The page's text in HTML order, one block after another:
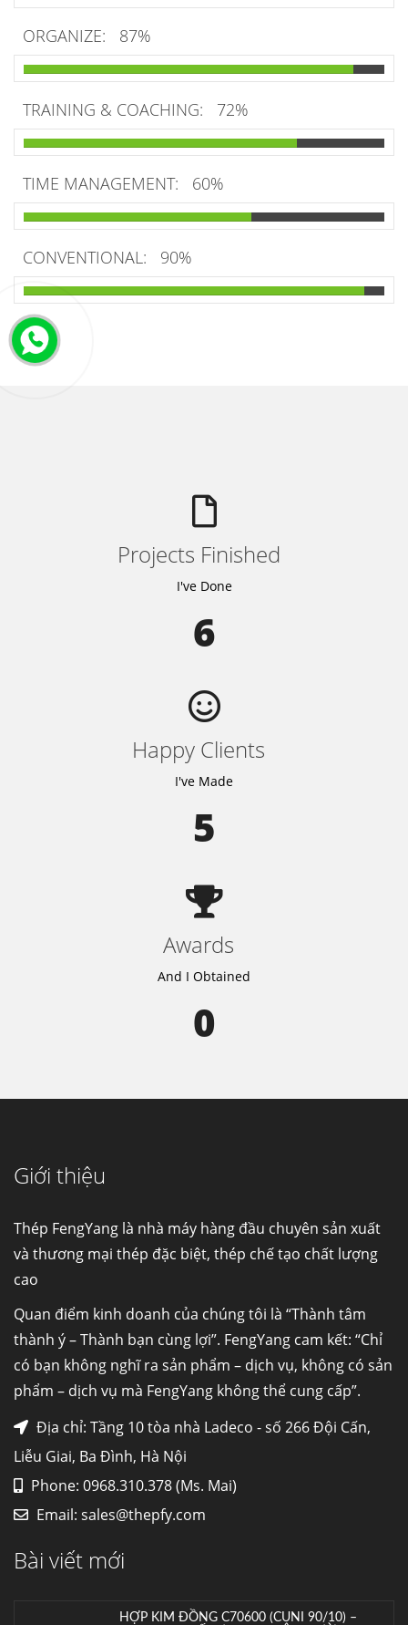
ORGANIZE: 87%
TRAINING & COACHING: 72%
TIME MANAGEMENT: 60%
CONVENTIONAL: 90%
Projects Finished
I've Done
6
Happy Clients
I've Made
5
Awards
And I Obtained
0
Giới thiệu
Thép FengYang là nhà máy hàng đầu chuyên sản xuất
và thương mại thép đặc biệt, thép chế tạo chất lượng
cao
Quan điểm kinh doanh của chúng tôi là “Thành tâm
thành ý – Thành bạn cùng lợi”. FengYang cam kết: “Chỉ
có bạn không nghĩ ra sản phẩm – dịch vụ, không có sản
phẩm – dịch vụ mà FengYang không thể cung cấp”.
Địa chỉ: Tầng 10 tòa nhà Ladeco - số 266 Đội Cấn,
Liễu Giai, Ba Đình, Hà Nội
Phone: 0968.310.378 (Ms. Mai)
Email: sales@thepfy.com
Bài viết mới
Ống đúc kéo nguội là gì? Ống...
Fengyang là một trong những nhà
máy...
Hợp kim N06625 là gì? Giá hợp kim 625 mới
nhiệt,...
Mua inox ở đâu chất lượng giá tốt? Gọi ngay
Inox (thép không gỉ) là một trong...
HỢP KIM ĐỒNG C70600 (CUNI 90/10) –